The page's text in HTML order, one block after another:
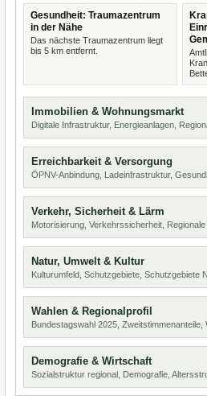
Gesundheit: Traumazentrum
in der Nähe
Das nächste Traumazentrum liegt
bis 5 km entfernt.
Immobilien & Wohnungsmarkt
Digitale Infrastruktur, Energieanlagen,
Erreichbarkeit & Versorgung
ÖPNV-Anbindung, Ladeinfrastruktur,
Verkehr, Sicherheit & Lärm
Motorisierung, Verkehrssicherheit,
Natur, Umwelt & Kultur
Kulturumfeld, Schutzgebiete, Schutzgebiete
Wahlen & Regionalprofil
Bundestagswahl 2025,
Demografie & Wirtschaft
Sozialstruktur regional, Demografie,